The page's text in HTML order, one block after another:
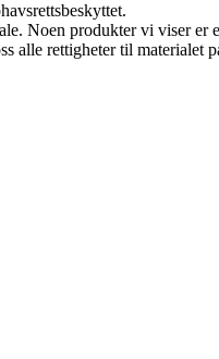
Noen produkter vi viser er
alle rettigheter til materialet